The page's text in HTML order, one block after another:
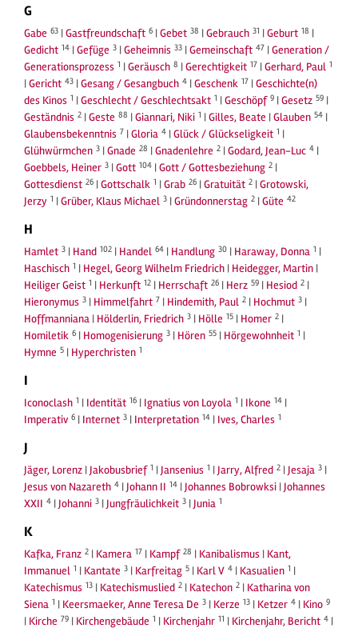
G
Gabe 63 |Gastfreundschaft 6 |Gebet 38 |Gebrauch 31 |Geburt 18 |
Gedicht 14 |Gefüge 3 |Geheimnis 33 |Gemeinschaft 47 |Generation /
Generationsprozess 1 |Geräusch 8 |Gerechtigkeit 17 |Gerhard, Paul 1
|Gericht 43 |Gesang / Gesangbuch 4 |Geschenk 17 |Geschichte(n)
des Kinos 1 |Geschlecht / Geschlechtsakt 1 |Geschöpf 9 |Gesetz 59 |
Geständnis 2 |Geste 88 |Giannari, Niki 1 |Gilles, Beate |Glauben 54 |
Glaubensbekenntnis 7 |Gloria 4 |Glück / Glückseligkeit 1 |
Glühwürmchen 3 |Gnade 28 |Gnadenlehre 2 |Godard, Jean-Luc 4 |
Goebbels, Heiner 3 |Gott 104 |Gott / Gottesbeziehung 2 |
Gottesdienst 26 |Gottschalk 1 |Grab 26 |Gratuität 2 |Grotowski,
Jerzy 1 |Grüber, Klaus Michael 3 |Gründonnerstag 2 |Güte 42
H
Hamlet 3 | Hand 102 | Handel 64 | Handlung 30 | Haraway, Donna 1 |
Haschisch 1 | Hegel, Georg Wilhelm Friedrich | Heidegger, Martin |
Heiliger Geist 1 | Herkunft 12 | Herrschaft 26 | Herz 59 | Hesiod 2 |
Hieronymus 3 | Himmelfahrt 7 | Hindemith, Paul 2 | Hochmut 3 |
Hoffmanniana | Hölderlin, Friedrich 3 | Hölle 15 | Homer 2 |
Homiletik 6 | Homogenisierung 3 | Hören 55 | Hörgewohnheit 1 |
Hymne 5 | Hyperchristen 1
I
Iconoclash 1 | Identität 16 | Ignatius von Loyola 1 | Ikone 14 |
Imperativ 6 | Internet 3 | Interpretation 14 | Ives, Charles 1
J
Jäger, Lorenz | Jakobusbrief 1 | Jansenius 1 | Jarry, Alfred 2 | Jesaja 3 |
Jesus von Nazareth 4 | Johann II 14 | Johannes Bobrowksi | Johannes
XXII 4 | Johanni 3 | Jungfräulichkeit 3 | Junia 1
K
Kafka, Franz 2 | Kamera 17 | Kampf 28 | Kanibalismus | Kant,
Immanuel 1 | Kantate 3 | Karfreitag 5 | Karl V 4 | Kasualien 1 |
Katechismus 13 | Katechismuslied 2 | Katechon 2 | Katharina von
Siena 1 | Keersmaeker, Anne Teresa De 3 | Kerze 13 | Ketzer 4 | Kino 9
| Kirche 79 | Kirchengebäude 1 | Kirchenjahr 11 | Kirchenjahr, Bericht 4 |